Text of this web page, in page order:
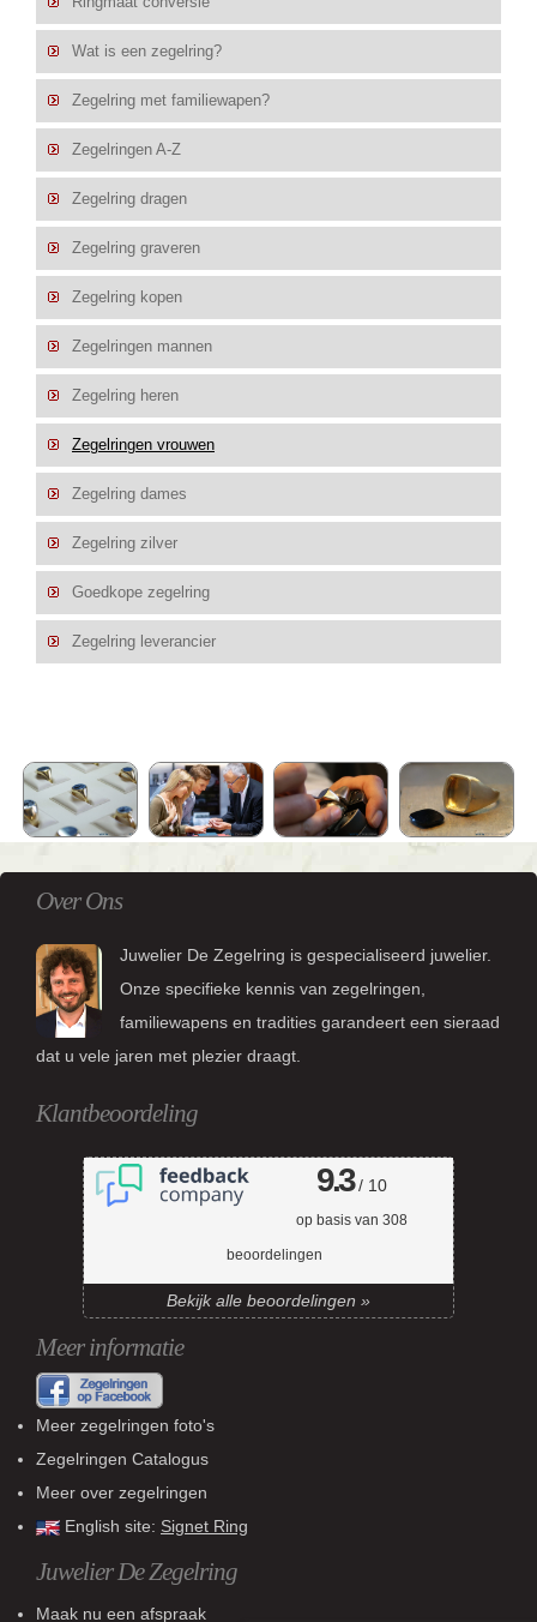
Wat is een zegelring?
Zegelring met familiewapen?
Zegelringen A-Z
Zegelring dragen
Zegelring graveren
Zegelring kopen
Zegelringen mannen
Zegelring heren
Zegelringen vrouwen
Zegelring dames
Zegelring zilver
Goedkope zegelring
Zegelring leverancier
Over Ons
Juwelier De Zegelring is gespecialiseerd juwelier.
Onze specifieke kennis van zegelringen,
familiewapens en tradities garandeert een sieraad
dat u vele jaren met plezier draagt.
Klantbeoordeling
9.3/ 10
op basis van 308
beoordelingen
Bekijk alle beoordelingen »
Meer informatie
Meer zegelringen foto's
Zegelringen Catalogus
Meer over zegelringen
English site: Signet Ring
Juwelier De Zegelring
Maak nu een afspraak